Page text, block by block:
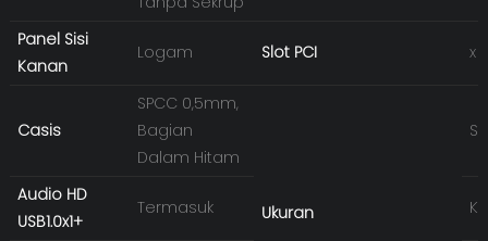
Panel Sisi
Kanan
Logam Slot PCI x
Casis
SPCC 0,5mm,
Bagian
Dalam Hitam
Ukuran
Audio HD
USB1.0x1+
Termasuk